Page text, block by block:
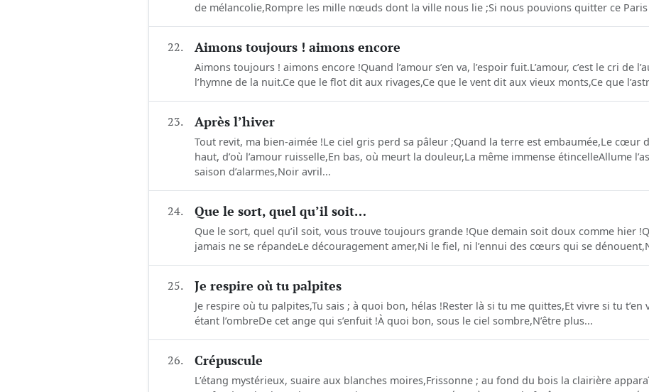
de mélancolie,Rompre les mille nœuds dont la ville nous lie ;Si nous pouvions quitter ce
22. Aimons toujours ! aimons encore
Aimons toujours ! aimons encore !Quand l’amour s’en va, l’espoir fuit.L’amour, c’est le cri de
l’hymne de la nuit.Ce que le flot dit aux rivages,Ce que le vent dit aux vieux monts,Ce que
23. Après l’hiver
Tout revit, ma bien-aimée !Le ciel gris perd sa pâleur ;Quand la terre est embaumée,Le cœur
haut, d’où l’amour ruisselle,En bas, où meurt la douleur,La même immense étincelleAllume
saison d’alarmes,Noir avril...
24. Que le sort, quel qu’il soit…
Que le sort, quel qu’il soit, vous trouve toujours grande ! Que demain soit doux comme hier
jamais ne se répande Le découragement amer,Ni le fiel, ni l’ennui des cœurs qui se
25. Je respire où tu palpites
Je respire où tu palpites,Tu sais ; à quoi bon, hélas !Rester là si tu me quittes,Et vivre si tu t’en
étant l’ombreDe cet ange qui s’enfuit !À quoi bon, sous le ciel sombre,N’être plus...
26. Crépuscule
L’étang mystérieux, suaire aux blanches moires,Frissonne ; au fond du bois la clairière